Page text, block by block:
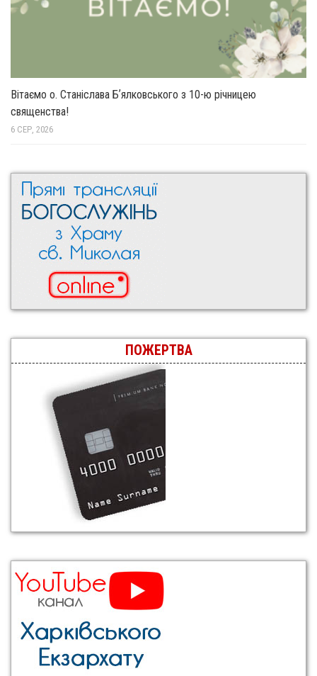
Вітаємо о. Станіслава Бʼялковського з 10-ю річницею
священства!
6 СЕР, 2026
ПОЖЕРТВА